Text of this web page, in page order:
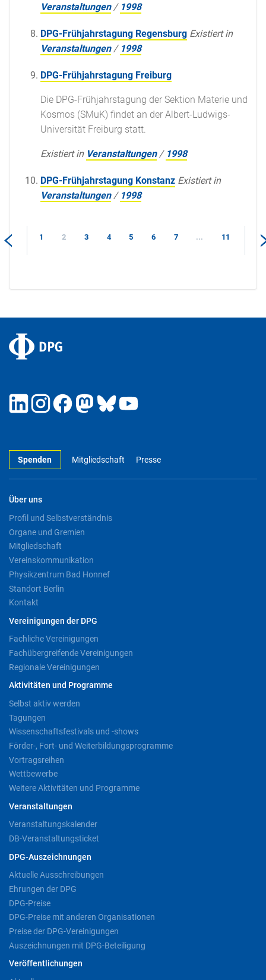
Veranstaltungen / 1998
DPG-Frühjahrstagung Regensburg Existiert in
Veranstaltungen / 1998
DPG-Frühjahrstagung Freiburg
Die DPG-Frühjahrstagung der Sektion Materie und
Kosmos (SMuK) findet an der Albert-Ludwigs-
Universität Freiburg statt.
Existiert in Veranstaltungen / 1998
DPG-Frühjahrstagung Konstanz Existiert in
Veranstaltungen / 1998
1 2 3 4 5 6 7 ... 11
Spenden Mitgliedschaft Presse
Über uns
Profil und Selbstverständnis
Organe und Gremien
Mitgliedschaft
Vereinskommunikation
Physikzentrum Bad Honnef
Standort Berlin
Kontakt
Vereinigungen der DPG
Fachliche Vereinigungen
Fachübergreifende Vereinigungen
Regionale Vereinigungen
Aktivitäten und Programme
Selbst aktiv werden
Tagungen
Wissenschaftsfestivals und -shows
Förder-, Fort- und Weiterbildungsprogramme
Vortragsreihen
Wettbewerbe
Weitere Aktivitäten und Programme
Veranstaltungen
Veranstaltungskalender
DB-Veranstaltungsticket
DPG-Auszeichnungen
Aktuelle Ausschreibungen
Ehrungen der DPG
DPG-Preise
DPG-Preise mit anderen Organisationen
Preise der DPG-Vereinigungen
Auszeichnungen mit DPG-Beteiligung
Veröffentlichungen